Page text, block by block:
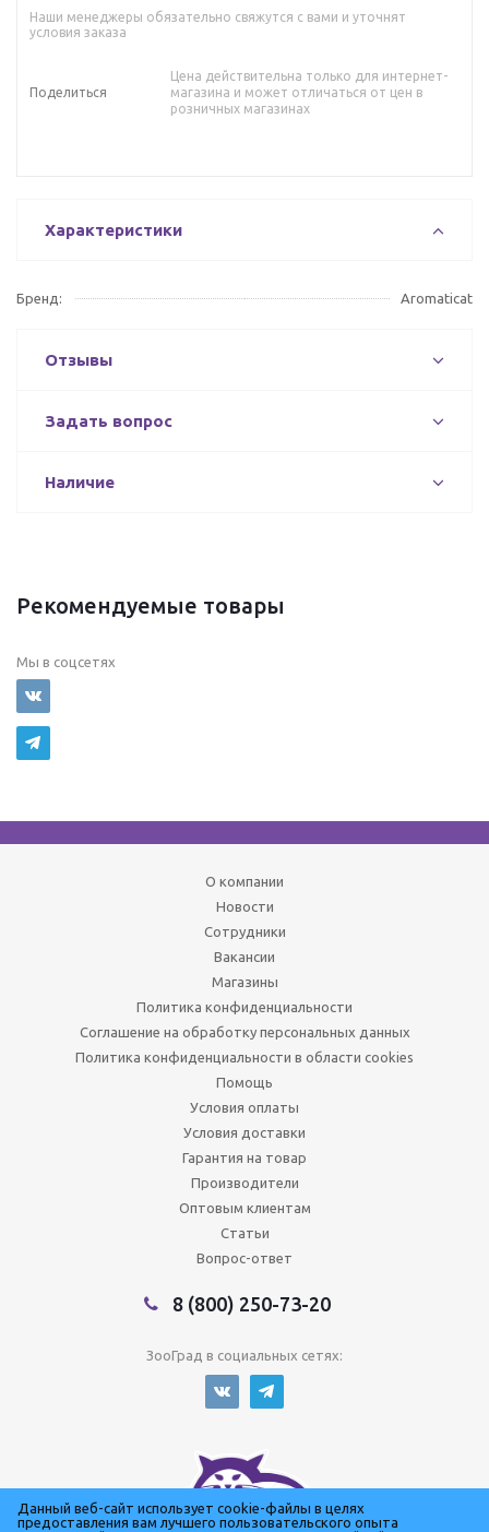
Наши менеджеры обязательно свяжутся с вами и уточнят
условия заказа
Поделиться
Цена действительна только для интернет-
магазина и может отличаться от цен в
розничных магазинах
Характеристики
Бренд: Aromaticat
Отзывы
Задать вопрос
Наличие
Рекомендуемые товары
Мы в соцсетях
О компании
Новости
Сотрудники
Вакансии
Магазины
Политика конфиденциальности
Соглашение на обработку персональных данных
Политика конфиденциальности в области cookies
Помощь
Условия оплаты
Условия доставки
Гарантия на товар
Производители
Оптовым клиентам
Статьи
Вопрос-ответ
8 (800) 250-73-20
ЗооГрад в социальных сетях:
Данный веб-сайт использует cookie-файлы в целях
предоставления вам лучшего пользовательского опыта